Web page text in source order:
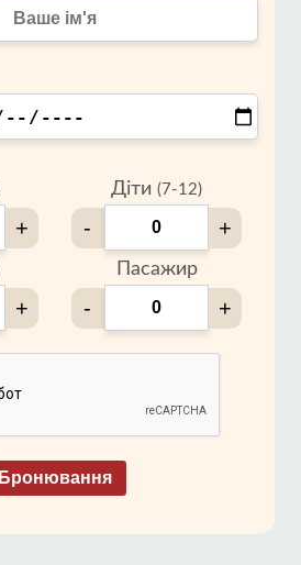
+
Діти (7-12)
- +
+
Пасажир
- +
Бронювання